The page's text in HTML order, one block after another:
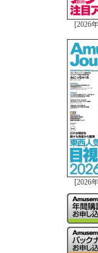
[2026
[2026